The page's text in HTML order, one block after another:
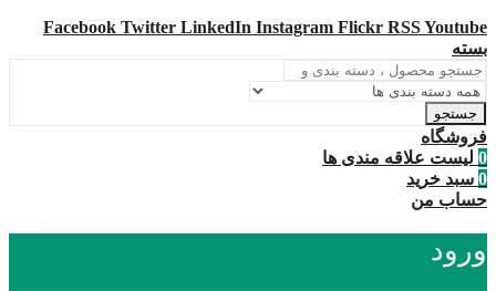
Facebook Twitter LinkedIn Instagram Flickr RSSYoutube
بسته
جستجو
فروشگاه
0 لیست علاقه مندی ها
0 سبد خرید
حساب من
ورود